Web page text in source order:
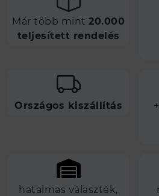
Már több mint 20.000
teljesített rendelés
Országos kiszállítás
hatalmas választék,